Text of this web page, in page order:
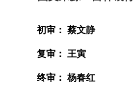
初审： 蔡文静
复审： 王寅
终审： 杨春红